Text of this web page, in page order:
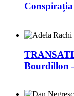
Bourdillon